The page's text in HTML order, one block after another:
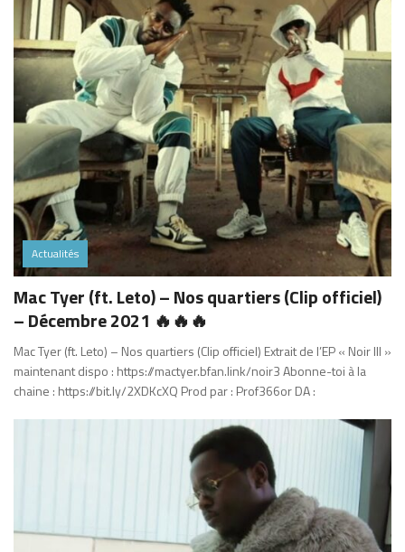
Actualités
Mac Tyer (ft. Leto) – Nos quartiers (Clip officiel)
– Décembre 2021 🔥🔥🔥
Mac Tyer (ft. Leto) – Nos quartiers (Clip officiel) Extrait de l’EP « Noir III »
maintenant dispo : https://mactyer.bfan.link/noir3 Abonne-toi à la
chaine : https://bit.ly/2XDKcXQ Prod par : Prof366or DA :